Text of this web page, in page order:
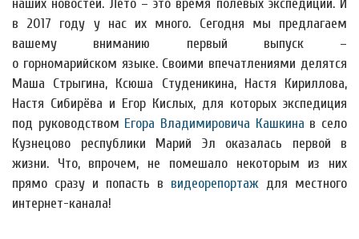
наших новостей. Лето – это время полевых экспедиций. И
в 2017 году у нас их много. Сегодня мы предлагаем
вашему вниманию первый выпуск –
о горномарийском языке. Своими впечатлениями делятся
Маша Стрыгина, Ксюша Студеникина, Настя Кириллова,
Настя Сибирёва и Егор Кислых, для которых экспедиция
под руководством Егора Владимировича Кашкина в село
Кузнецово республики Марий Эл оказалась первой в
жизни. Что, впрочем, не помешало некоторым из них
прямо сразу и попасть в видеорепортаж для местного
интернет-канала!